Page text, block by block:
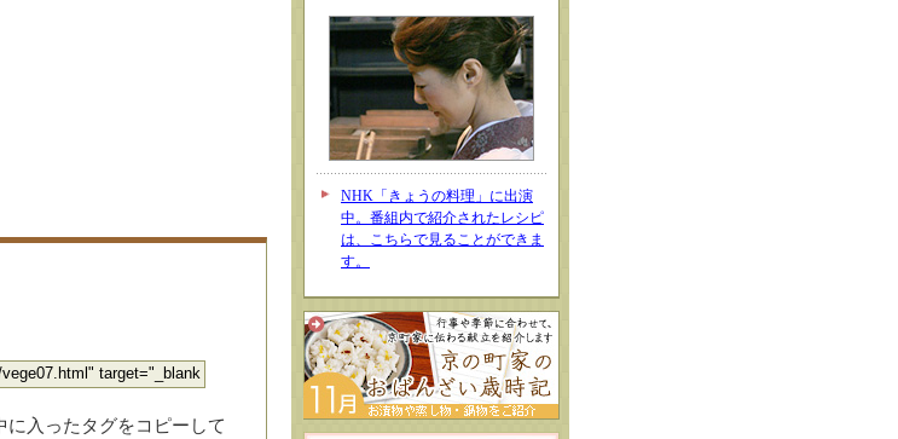
入ったタグをコピーして
NHK「きょうの料理」に出演
中。番組内で紹介されたレシピ
は、こちらで見ることができま
す。